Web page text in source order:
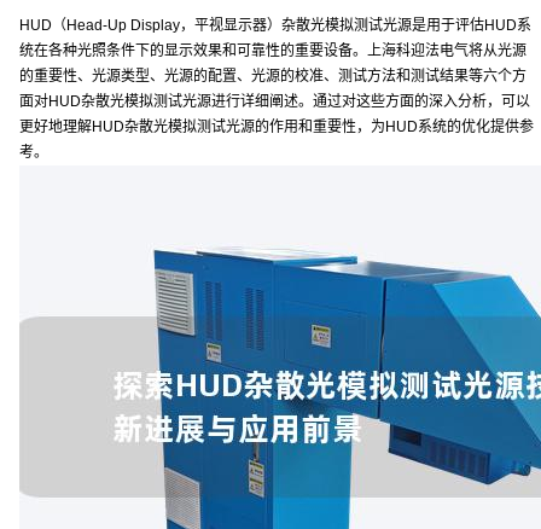
HUD（Head-Up Display，平视显示器）杂散光模拟测试光源是用于评估HUD系
统在各种光照条件下的显示效果和可靠性的重要设备。上海科迎法电气将从光源
的重要性、光源类型、光源的配置、光源的校准、测试方法和测试结果等六个方
面对HUD杂散光模拟测试光源进行详细阐述。通过对这些方面的深入分析，可以
更好地理解HUD杂散光模拟测试光源的作用和重要性，为HUD系统的优化提供参
考。